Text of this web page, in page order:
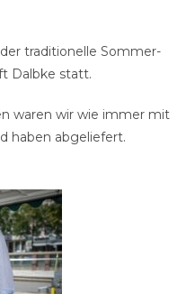
traditionelle Sommer-
Dalbke statt.
waren wir wie immer mit
haben abgeliefert.